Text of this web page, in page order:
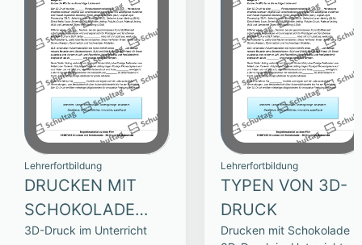
Lehrerfortbildung
DRUCKEN MIT
SCHOKOLADE
(SAMMLUNG)
3D-Druck im Unterricht
Lehrerfortbildung
TYPEN VON 3D-
DRUCK
Drucken mit Schokolade -